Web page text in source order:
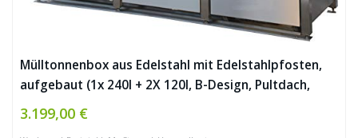
Mülltonnenbox aus Edelstahl mit Edelstahlpfosten,
aufgebaut (1x 240l + 2X 120l, B-Design, Pultdach,
Edelstahl)
3.199,00 €